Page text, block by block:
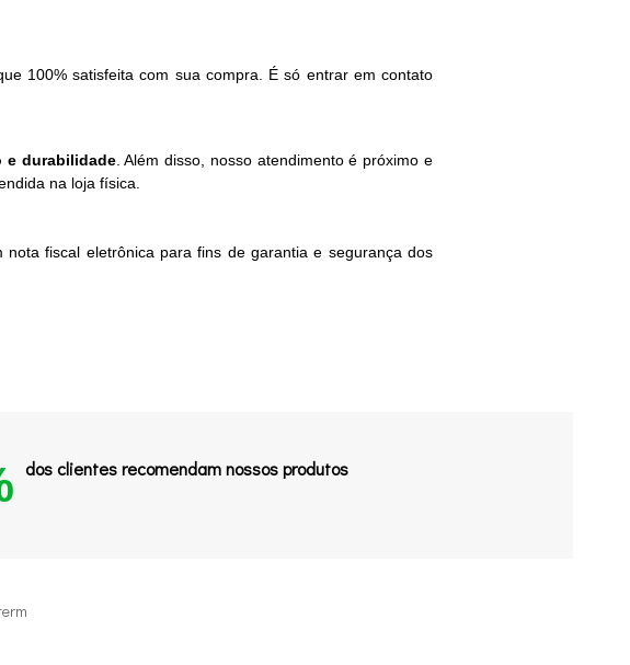
100% satisfeita com sua compra. É só entrar em contato
e durabilidade. Além disso, nosso atendimento é próximo e
na loja física.
fiscal eletrônica para fins de garantia e segurança dos
dos clientes recomendam nossos produtos